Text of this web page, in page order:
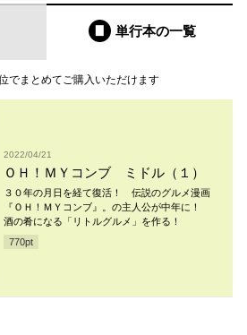
単行本の一覧
でまとめてご購入いただけます
2022/04/21
ＯＨ！ＭＹコンブ ミドル（１）
３０年の月日を経て復活！ 伝説のグルメ漫画
『ＯＨ！ＭＹコンブ』。の主人公が中年に！
酒の肴になる「リトルグルメ」を作る！
770pt